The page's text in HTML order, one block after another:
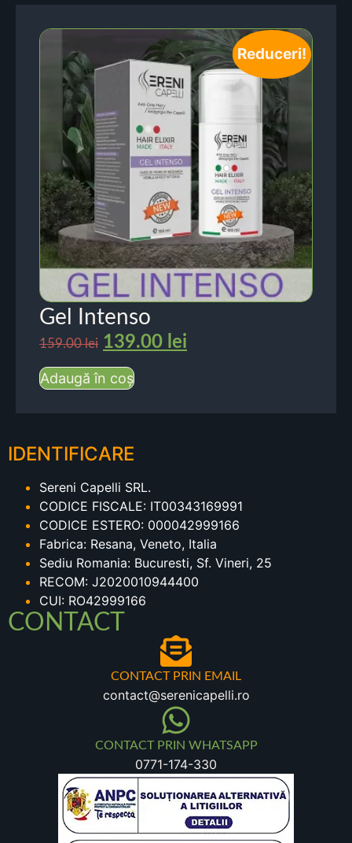
Reduceri!
Gel Intenso
159.00lei 139.00 lei
Adaugă în coș
IDENTIFICARE
Sereni Capelli SRL.
CODICE FISCALE: IT00343169991
CODICE ESTERO: 000042999166
Fabrica: Resana, Veneto, Italia
Sediu Romania: Bucuresti, Sf. Vineri, 25
RECOM: J2020010944400
CUI: RO42999166
CONTACT
CONTACT PRIN EMAIL
contact@serenicapelli.ro
CONTACT PRIN WHATSAPP
0771-174-330